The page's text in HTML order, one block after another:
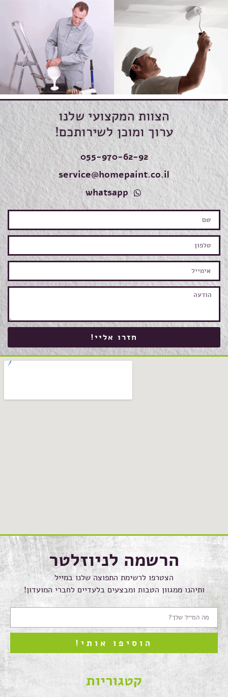
הצוות המקצועי שלנו
ערוך ומוכן לשירותכם!
055-970-62-92
service@homepaint.co.il
whatsapp
חזרו אליי!
הרשמה לניוזלטר
הצטרפו לרשימת התפוצה שלנו במייל
ותיהנו ממגוון הטבות ומבצעים בלעדיים לחברי המועדון!
הוסיפו אותי!
קטגוריות